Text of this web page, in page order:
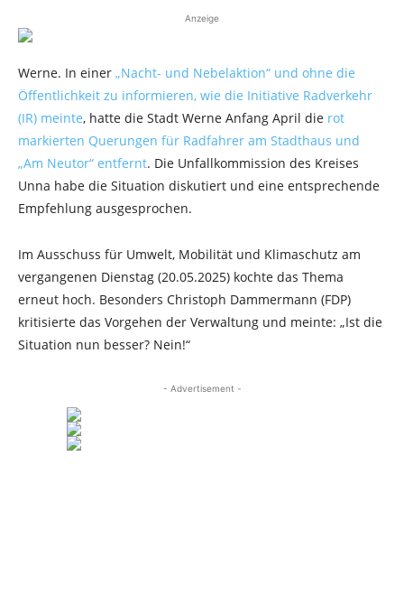
Anzeige
Werne. In einer „Nacht- und Nebelaktion“ und ohne die
Öffentlichkeit zu informieren, wie die Initiative Radverkehr
(IR) meinte, hatte die Stadt Werne Anfang April die rot
markierten Querungen für Radfahrer am Stadthaus und
„Am Neutor“ entfernt. Die Unfallkommission des Kreises
Unna habe die Situation diskutiert und eine entsprechende
Empfehlung ausgesprochen.
Im Ausschuss für Umwelt, Mobilität und Klimaschutz am
vergangenen Dienstag (20.05.2025) kochte das Thema
erneut hoch. Besonders Christoph Dammermann (FDP)
kritisierte das Vorgehen der Verwaltung und meinte: „Ist die
Situation nun besser? Nein!“
- Advertisement -